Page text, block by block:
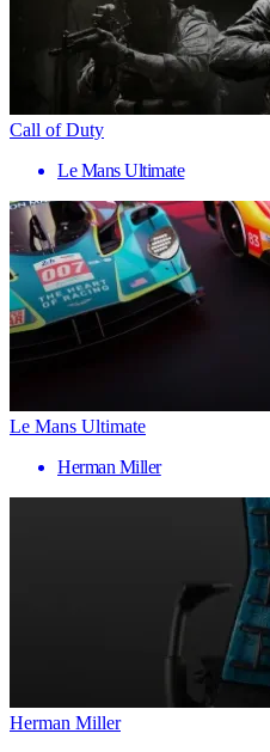
Call of Duty
Le Mans Ultimate
Le Mans Ultimate
Herman Miller
Herman Miller